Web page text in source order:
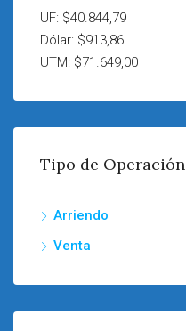
UF: $40.844,79
Dólar: $913,86
UTM: $71.649,00
Tipo de Operación
Arriendo
Venta